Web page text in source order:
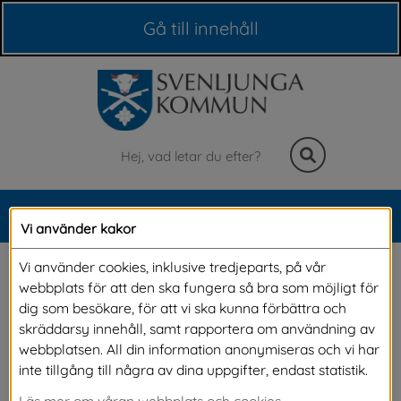
Gå till innehåll
Sök
Meny
Djur och lantbruk
Vissa typer av djurhållning kan behöva tillstånd
från länsstyrelsen eller kommunen. På denna
sida kan du läsa om när du behöver tillstånd
Vi använder kakor
Vi använder cookies, inklusive tredjeparts, på vår
webbplats för att den ska fungera så bra som möjligt för
dig som besökare, för att vi ska kunna förbättra och
skräddarsy innehåll, samt rapportera om användning av
webbplatsen. All din information anonymiseras och vi har
inte tillgång till några av dina uppgifter, endast statistik.